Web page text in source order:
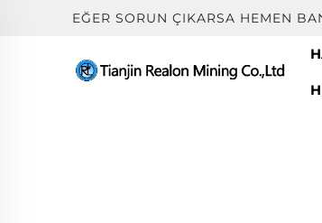
EĞER SORUN ÇIKARSA HEMEN